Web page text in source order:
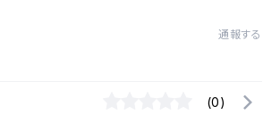
通報する
(0)